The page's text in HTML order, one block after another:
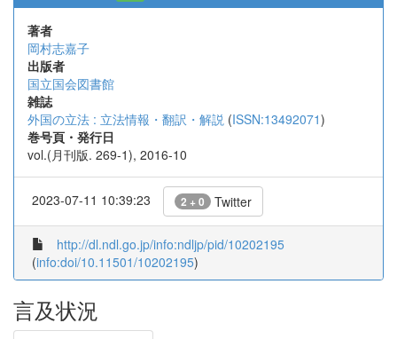
著者
岡村志嘉子
出版者
国立国会図書館
雑誌
外国の立法 : 立法情報・翻訳・解説 (ISSN:13492071)
巻号頁・発行日
vol.(月刊版. 269-1), 2016-10
2023-07-11 10:39:23 2 + 0 Twitter
http://dl.ndl.go.jp/info:ndljp/pid/10202195
(info:doi/10.11501/10202195)
言及状況